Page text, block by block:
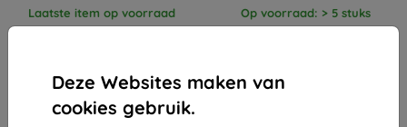
Deze Websites maken van
cookies gebruik.
Laatste item op voorraad Op voorraad: > 5 stuks